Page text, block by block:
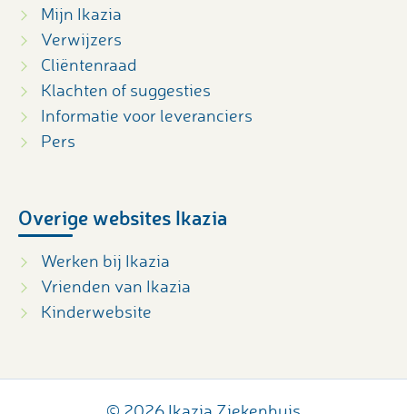
Mijn Ikazia
Verwijzers
Cliëntenraad
Klachten of suggesties
Informatie voor leveranciers
Pers
Overige websites Ikazia
Werken bij Ikazia
Vrienden van Ikazia
Kinderwebsite